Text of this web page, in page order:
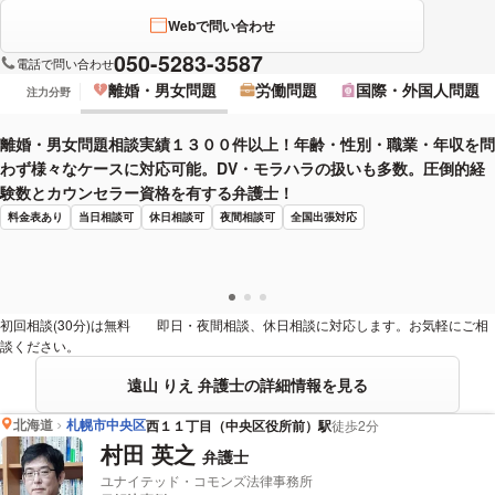
Webで問い合わせ
電話で問い合わせ050-5283-3587
注力分野 離婚・男女問題 労働問題 国際・外国人問題
離婚・男女問題相談実績１３００件以上！年齢・性別・職業・年収を問
わず様々なケースに対応可能。DV・モラハラの扱いも多数。圧倒的経
験数とカウンセラー資格を有する弁護士！
料金表あり 当日相談可 休日相談可 夜間相談可 全国出張対応
初回相談(30分)は無料 即日・夜間相談、休日相談に対応します。お気軽にご相
談ください。
遠山 りえ 弁護士の詳細情報を見る
北海道 札幌市中央区西１１丁目（中央区役所前）駅徒歩2分
村田 英之 弁護士
ユナイテッド・コモンズ法律事務所